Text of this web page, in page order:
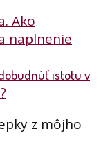
istotu v
z môjho